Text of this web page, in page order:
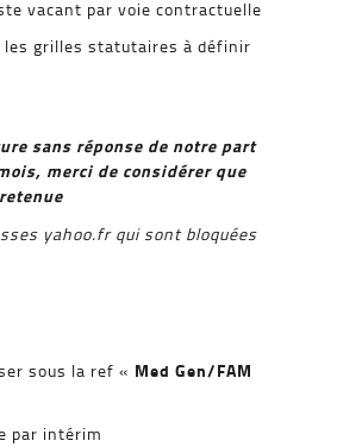
vacant par voie contractuelle
les grilles statutaires à définir
sans réponse de notre part
merci de considérer que
yahoo.fr qui sont bloquées
sous la ref « Med Gen/FAM
par intérim